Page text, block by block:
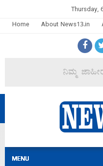
Thursday,
Home
About News13.in